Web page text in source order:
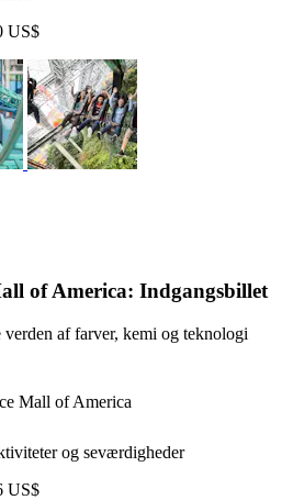
US$
of America: Indgangsbillet
af farver, kemi og teknologi
Mall of America
og seværdigheder
US$